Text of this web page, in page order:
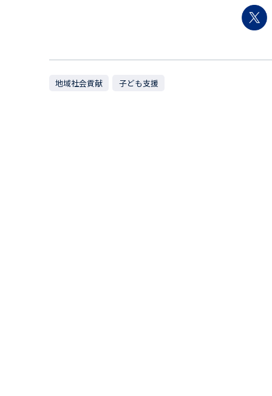
地域社会貢献 子ども支援